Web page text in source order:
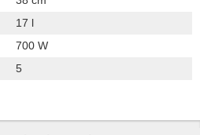
17 l
700 W
5